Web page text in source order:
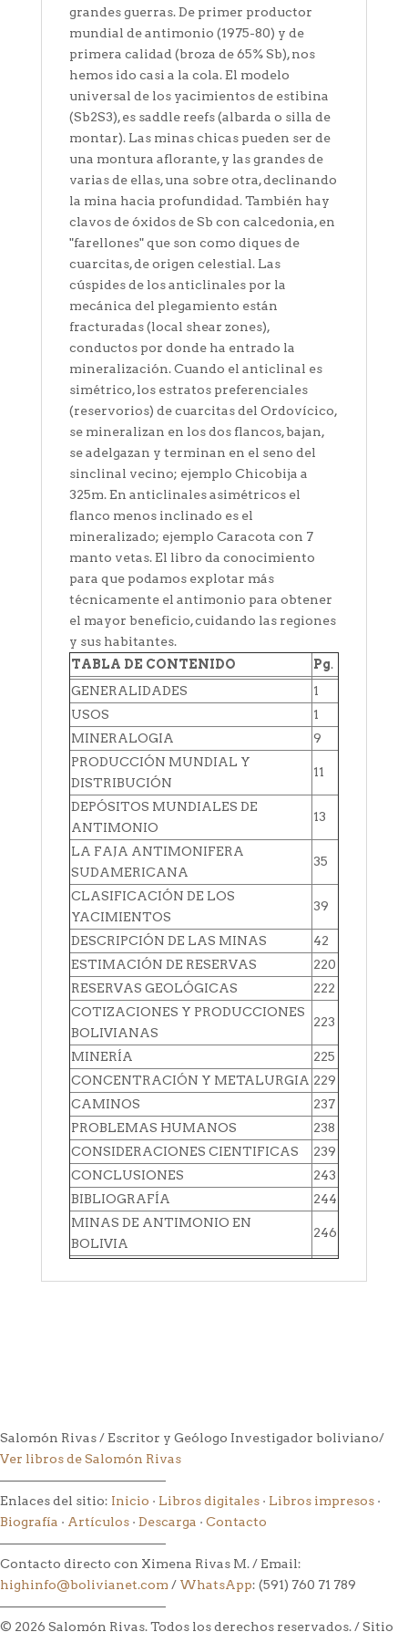
grandes guerras. De primer productor
mundial de antimonio (1975-80) y de
primera calidad (broza de 65% Sb), nos
hemos ido casi a la cola. El modelo
universal de los yacimientos de estibina
(Sb2S3), es saddle reefs (albarda o silla de
montar). Las minas chicas pueden ser de
una montura aflorante, y las grandes de
varias de ellas, una sobre otra, declinando
la mina hacia profundidad. También hay
clavos de óxidos de Sb con calcedonia, en
"farellones" que son como diques de
cuarcitas, de origen celestial. Las
cúspides de los anticlinales por la
mecánica del plegamiento están
fracturadas (local shear zones),
conductos por donde ha entrado la
mineralización. Cuando el anticlinal es
simétrico, los estratos preferenciales
(reservorios) de cuarcitas del Ordovícico,
se mineralizan en los dos flancos, bajan,
se adelgazan y terminan en el seno del
sinclinal vecino; ejemplo Chicobija a
325m. En anticlinales asimétricos el
flanco menos inclinado es el
mineralizado; ejemplo Caracota con 7
manto vetas. El libro da conocimiento
para que podamos explotar más
técnicamente el antimonio para obtener
el mayor beneficio, cuidando las regiones
y sus habitantes.
TABLA DE CONTENIDO
Pg.
GENERALIDADES
1
USOS
1
MINERALOGIA
9
PRODUCCIÓN MUNDIAL Y
DISTRIBUCIÓN
11
DEPÓSITOS MUNDIALES DE
ANTIMONIO
13
LA FAJA ANTIMONIFERA
SUDAMERICANA
35
CLASIFICACIÓN DE LOS
YACIMIENTOS
39
DESCRIPCIÓN DE LAS MINAS
42
ESTIMACIÓN DE RESERVAS
220
RESERVAS GEOLÓGICAS
222
COTIZACIONES Y PRODUCCIONES
BOLIVIANAS
223
MINERÍA
225
CONCENTRACIÓN Y METALURGIA 229
CAMINOS
237
PROBLEMAS HUMANOS
238
CONSIDERACIONES CIENTIFICAS
239
CONCLUSIONES
243
BIBLIOGRAFÍA
244
MINAS DE ANTIMONIO EN
BOLIVIA
246
Salomón Rivas / Escritor y Geólogo Investigador boliviano/
Ver libros de Salomón Rivas
––––––––––––––––––––––––––
Enlaces del sitio: Inicio · Libros digitales · Libros impresos ·
Biografía · Artículos · Descarga · Contacto
––––––––––––––––––––––––––
Contacto directo con Ximena Rivas M. / Email:
highinfo@bolivianet.com / WhatsApp: (591) 760 71 789
––––––––––––––––––––––––––
© 2026 Salomón Rivas. Todos los derechos reservados. / Sitio